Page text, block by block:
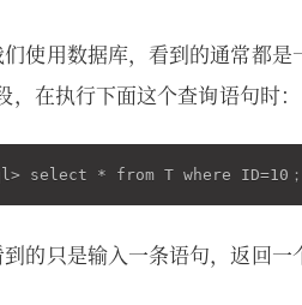
使用数据库，看到的通常都
，在执行下面这个查询语句时：
的只是输入一条语句，返回